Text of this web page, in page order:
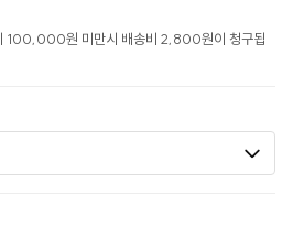
100,000원 미만시 배송비 2,800원이 청구됩